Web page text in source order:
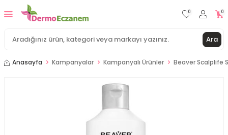
Ara
0 0
Anasayfa Kampanyalar Kampanyalı Ürünler Beaver Scalplife